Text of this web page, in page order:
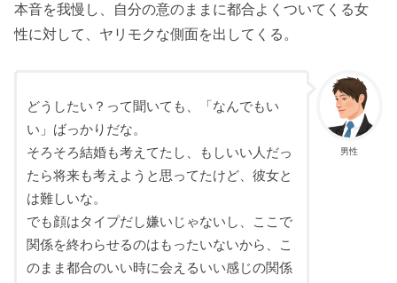
本音を我慢し、自分の意のままに都合よくついてくる女
性に対して、ヤリモクな側面を出してくる。
男性
どうしたい？って聞いても、「なんでもい
い」ばっかりだな。
そろそろ結婚も考えてたし、もしいい人だっ
たら将来も考えようと思ってたけど、彼女と
は難しいな。
でも顔はタイプだし嫌いじゃないし、ここで
関係を終わらせるのはもったいないから、こ
のまま都合のいい時に会えるいい感じの関係